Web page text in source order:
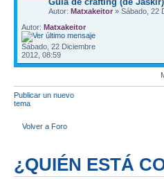
Autor: Matxakeitor » Sábado, 22
Autor: Matxakeitor
Sábado, 22 Diciembre
2012, 08:59
Publicar un nuevo
tema
Volver a Foro
¿QUIÉN ESTÁ